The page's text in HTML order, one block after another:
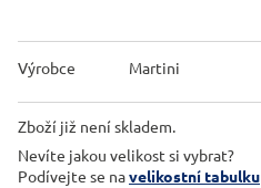
Výrobce Martini
Zboží již není skladem.
Nevíte jakou velikost si vybrat?
Podívejte se navelikostní tabulku